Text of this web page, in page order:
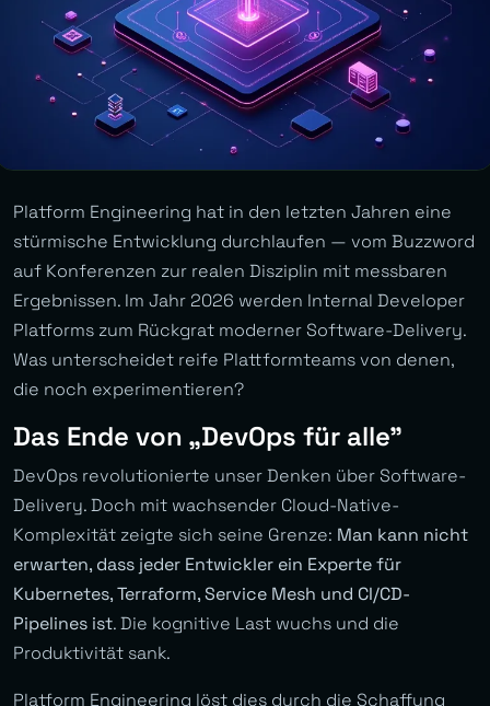
Platform Engineering hat in den letzten Jahren eine
stürmische Entwicklung durchlaufen — vom Buzzword
auf Konferenzen zur realen Disziplin mit messbaren
Ergebnissen. Im Jahr 2026 werden Internal Developer
Platforms zum Rückgrat moderner Software-Delivery.
Was unterscheidet reife Plattformteams von denen,
die noch experimentieren?
Das Ende von „DevOps für alle”
DevOps revolutionierte unser Denken über Software-
Delivery. Doch mit wachsender Cloud-Native-
Komplexität zeigte sich seine Grenze: Man kann nicht
erwarten, dass jeder Entwickler ein Experte für
Kubernetes, Terraform, Service Mesh und CI/CD-
Pipelines ist. Die kognitive Last wuchs und die
Produktivität sank.
Platform Engineering löst dies durch die Schaffung